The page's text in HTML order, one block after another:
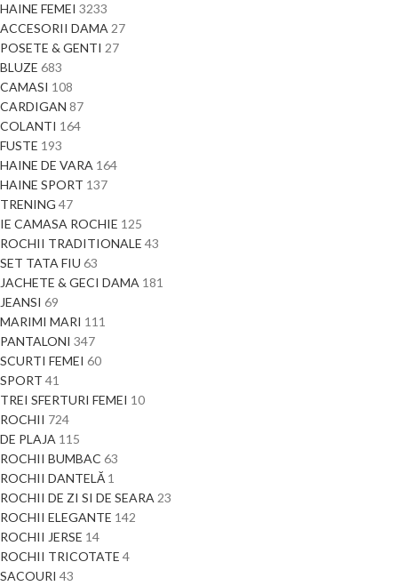
HAINE FEMEI 3233
ACCESORII DAMA 27
POSETE & GENTI 27
BLUZE 683
CAMASI 108
CARDIGAN 87
COLANTI 164
FUSTE 193
HAINE DE VARA 164
HAINE SPORT 137
TRENING 47
IE CAMASA ROCHIE 125
ROCHII TRADITIONALE 43
SET TATA FIU 63
JACHETE & GECI DAMA 181
JEANSI 69
MARIMI MARI 111
PANTALONI 347
SCURTI FEMEI 60
SPORT 41
TREI SFERTURI FEMEI 10
ROCHII 724
DE PLAJA 115
ROCHII BUMBAC 63
ROCHII DANTELĂ 1
ROCHII DE ZI SI DE SEARA 23
ROCHII ELEGANTE 142
ROCHII JERSE 14
ROCHII TRICOTATE 4
SACOURI 43